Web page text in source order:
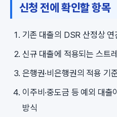
신청 전에 확인할 항목
기존 대출의 DSR 산정상 연
신규 대출에 적용되는 스트
은행권·비은행권의 적용 기
이주비·중도금 등 예외 대
방식